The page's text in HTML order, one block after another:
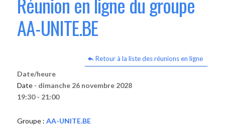
AA-UNITE.BE
Retour à la liste des réunions en ligne
Date/heure
Date - dimanche 26 novembre 2028
19:30 - 21:00
Groupe : AA-UNITE.BE